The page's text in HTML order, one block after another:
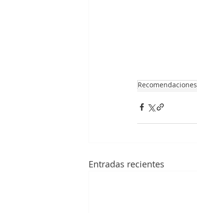
Recomendaciones
Entradas recientes